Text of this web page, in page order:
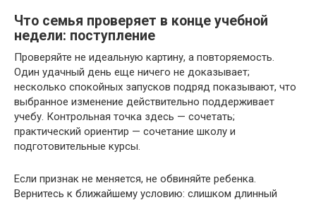
Что семья проверяет в конце учебной
недели: поступление
Проверяйте не идеальную картину, а повторяемость.
Один удачный день еще ничего не доказывает;
несколько спокойных запусков подряд показывают, что
выбранное изменение действительно поддерживает
учебу. Контрольная точка здесь — сочетать;
практический ориентир — сочетание школу и
подготовительные курсы.
Если признак не меняется, не обвиняйте ребенка.
Вернитесь к ближайшему условию: слишком длинный